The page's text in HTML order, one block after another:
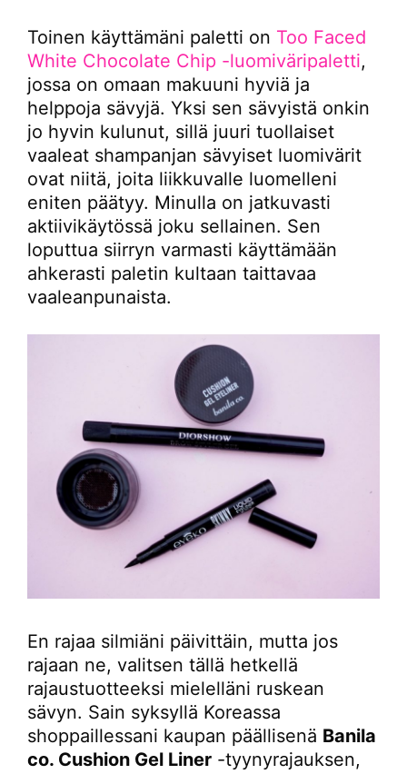
Toinen käyttämäni paletti on Too Faced
White Chocolate Chip -luomiväripaletti,
jossa on omaan makuuni hyviä ja
helppoja sävyjä. Yksi sen sävyistä onkin
jo hyvin kulunut, sillä juuri tuollaiset
vaaleat shampanjan sävyiset luomivärit
ovat niitä, joita liikkuvalle luomelleni
eniten päätyy. Minulla on jatkuvasti
aktiivikäytössä joku sellainen. Sen
loputtua siirryn varmasti käyttämään
ahkerasti paletin kultaan taittavaa
vaaleanpunaista.
En rajaa silmiäni päivittäin, mutta jos
rajaan ne, valitsen tällä hetkellä
rajaustuotteeksi mielelläni ruskean
sävyn. Sain syksyllä Koreassa
shoppaillessani kaupan päällisenä Banila
co. Cushion Gel Liner -tyynyrajauksen,